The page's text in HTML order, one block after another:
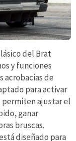
del Brat
y funciones
acrobacias de
para activar
permiten ajustar el
ganar
bruscas.
diseñado para